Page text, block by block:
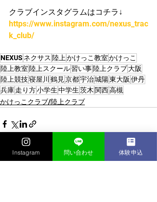
クラブインスタグラムはコチラ↓
https://www.instagram.com/nexus_trac
k_club/
NEXUS ネクサス 陸上かけっこ教室かけっこ
陸上教室 陸上スクール習い事陸上クラブ大阪
陸上競技寝屋川 鶴見京都宇治城陽東大阪 伊丹
兵庫走り方小学生中学生茨木 関西高槻
かけっこクラブ/陸上クラブ
Instagram 問い合わせ 体験申込